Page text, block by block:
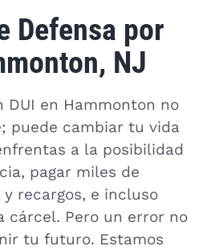
Defensa por
NJ
DUI en Hammonton no
puede cambiar tu vida
a la posibilidad
pagar miles de
recargos, e incluso
cárcel. Pero un error no
tu futuro. Estamos